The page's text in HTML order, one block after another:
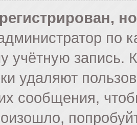
по
учётную запись.
удаляют
сообщения,